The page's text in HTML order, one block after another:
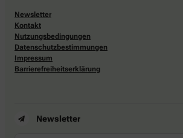
Newsletter
Kontakt
Nutzungsbedingungen
Datenschutzbestimmungen
Impressum
Barrierefreiheitserklärung
Newsletter